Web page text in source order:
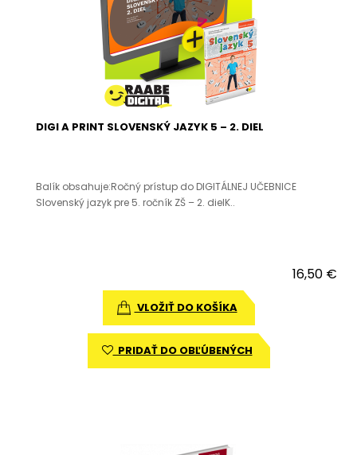
DIGI A PRINT SLOVENSKÝ JAZYK 5 – 2. DIEL
Balík obsahuje:Ročný prístup do DIGITÁLNEJ UČEBNICE
Slovenský jazyk pre 5. ročník ZŠ – 2. dielK..
16,50 €
VLOŽIŤ DO KOŠÍKA
PRIDAŤ DO OBĽÚBENÝCH